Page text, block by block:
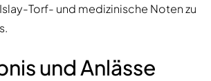
Torf- und medizinische Noten zu
und Anlässe